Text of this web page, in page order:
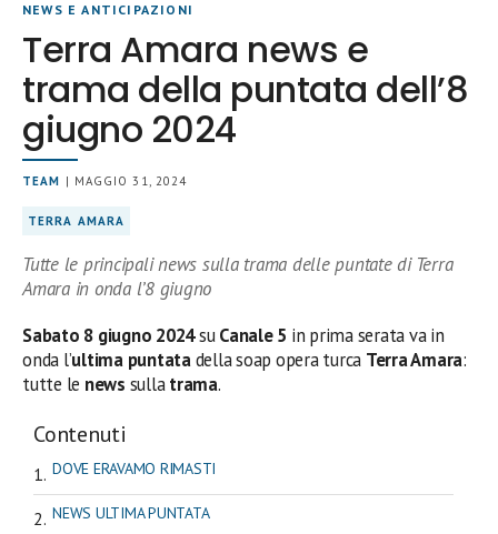
NEWS E ANTICIPAZIONI
Terra Amara news e
trama della puntata dell’8
giugno 2024
TEAM | MAGGIO 31, 2024
TERRA AMARA
Tutte le principali news sulla trama delle puntate di Terra
Amara in onda l’8 giugno
Sabato 8 giugno 2024suCanale 5 in prima seratava in
onda l’ultima puntatadella soap opera turca Terra Amara:
tutte le news sullatrama.
Contenuti
DOVE ERAVAMO RIMASTI
NEWS ULTIMA PUNTATA